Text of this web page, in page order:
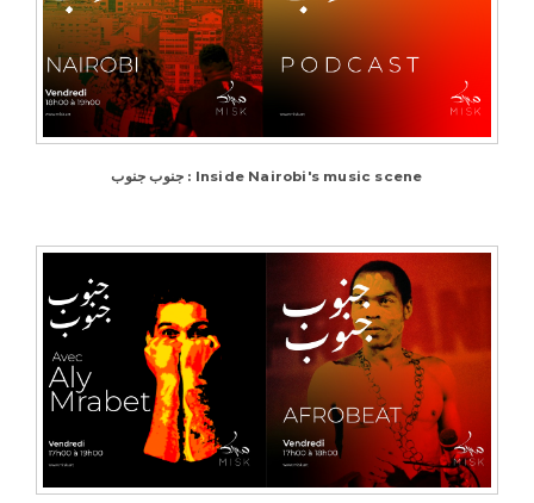
جنوب جنوب : Inside Nairobi's music scene